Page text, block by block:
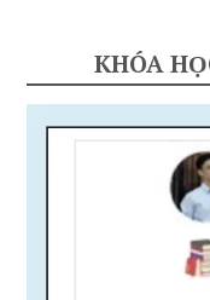
KHÓA